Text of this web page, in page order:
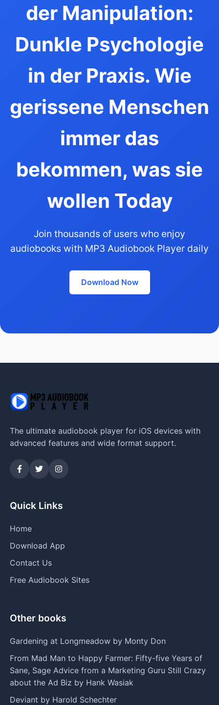
der Manipulation:
Dunkle Psychologie
in der Praxis. Wie
gerissene Menschen
immer das
bekommen, was sie
wollen Today
Join thousands of users who enjoy
audiobooks with MP3 Audiobook Player daily
Download Now
The ultimate audiobook player for iOS devices with
advanced features and wide format support.
Quick Links
Home
Download App
Contact Us
Free Audiobook Sites
Other books
Gardening at Longmeadow by Monty Don
From Mad Man to Happy Farmer: Fifty-five Years of
Sane, Sage Advice from a Marketing Guru Still Crazy
about the Ad Biz by Hank Wasiak
Deviant by Harold Schechter